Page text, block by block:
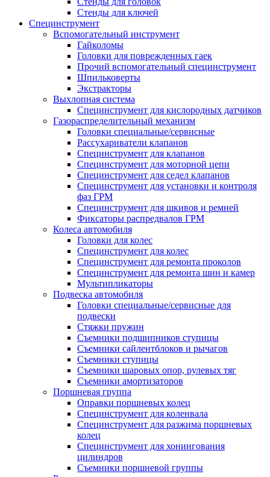
Стенды для ключей
Специнструмент
Вспомогательный инструмент
Гайколомы
Головки для поврежденных гаек
Прочий вспомогательный специнструмент
Шпильковерты
Экстракторы
Выхлопная система
Специнструмент для кислородных датчиков
Газораспределительный механизм
Головки специальные/сервисные
Рассухариватели клапанов
Специнструмент для клапанов
Специнструмент для моторной цепи
Специнструмент для седел клапанов
Специнструмент для установки и контроля
фаз ГРМ
Специнструмент для шкивов и ремней
Фиксаторы распредвалов ГРМ
Колеса автомобиля
Головки для колес
Специнструмент для колес
Специнструмент для ремонта проколов
Специнструмент для ремонта шин и камер
Мультипликаторы
Подвеска автомобиля
Головки специальные/сервисные для
подвески
Стяжки пружин
Съемники подшипников ступицы
Съемники сайлентблоков и рычагов
Съемники ступицы
Съемники шаровых опор, рулевых тяг
Съемники амортизаторов
Поршневая группа
Оправки поршневых колец
Специнструмент для коленвала
Специнструмент для разжима поршневых
колец
Специнструмент для хонингования
цилиндров
Съемники поршневой группы